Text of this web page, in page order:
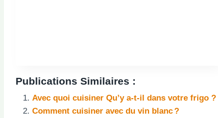
Publications Similaires :
Avec quoi cuisiner Qu’y a-t-il dans votre frigo ?
Comment cuisiner avec du vin blanc ?